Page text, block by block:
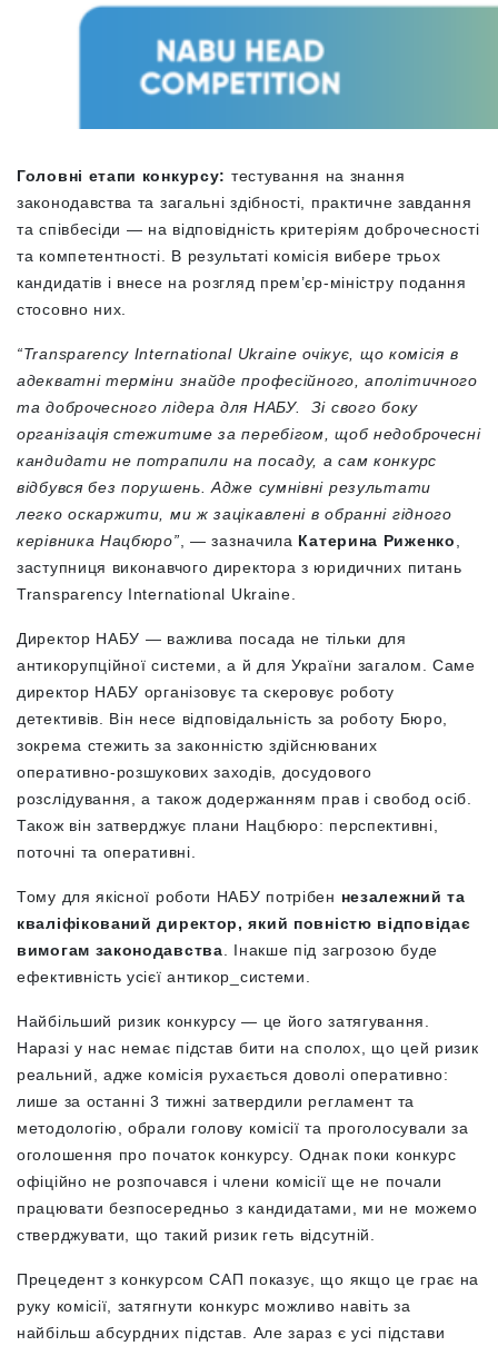
Головні етапи конкурсу: тестування на знання
законодавства та загальні здібності, практичне завдання
та співбесіди — на відповідність критеріям доброчесності
та компетентності. В результаті комісія вибере трьох
кандидатів і внесе на розгляд прем’єр-міністру подання
стосовно них.
“Transparency International Ukraine очікує, що комісія в
адекватні терміни знайде професійного, аполітичного
та доброчесного лідера для НАБУ. Зі свого боку
організація стежитиме за перебігом, щоб недоброчесні
кандидати не потрапили на посаду, а сам конкурс
відбувся без порушень. Адже сумнівні результати
легко оскаржити, ми ж зацікавлені в обранні гідного
керівника Нацбюро” , — зазначила Катерина Риженко
заступниця виконавчого директора з юридичних питань
Transparency International Ukraine.
Директор НАБУ — важлива посада не тільки для
антикорупційної системи, а й для України загалом. Саме
директор НАБУ організовує та скеровує роботу
детективів. Він несе відповідальність за роботу Бюро,
зокрема стежить за законністю здійснюваних
оперативно-розшукових заходів, досудового
розслідування, а також додержанням прав і свобод осіб.
Також він затверджує плани Нацбюро: перспективні,
поточні та оперативні.
Тому для якісної роботи НАБУ потрібен незалежний та
кваліфікований директор, який повністю відповідає
вимогам законодавства . Інакше під загрозою буде
ефективність усієї антикор_системи.
Найбільший ризик конкурсу — це його затягування.
Наразі у нас немає підстав бити на сполох, що цей ризик
реальний, адже комісія рухається доволі оперативно:
лише за останні 3 тижні затвердили регламент та
методологію, обрали голову комісії та проголосували за
оголошення про початок конкурсу. Однак поки конкурс
офіційно не розпочався і члени комісії ще не почали
працювати безпосередньо з кандидатами, ми не можемо
стверджувати, що такий ризик геть відсутній.
Прецедент з конкурсом САП показує, що якщо це грає на
руку комісії, затягнути конкурс можливо навіть за
найбільш абсурдних підстав. Але зараз є усі підстави